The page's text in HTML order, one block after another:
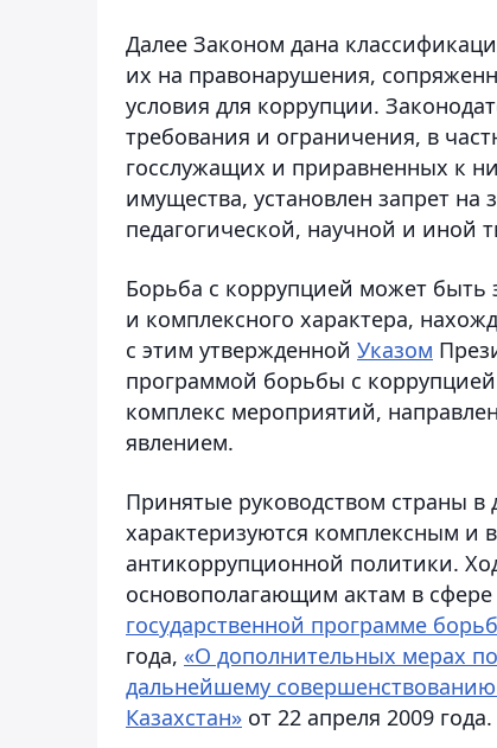
Далее Законом дана
их на правонарушения,
условия для коррупции.
требования и ограничения, в
госслужащих и приравненных к
имущества, установлен запрет
педагогической, научной и иной
Борьба с коррупцией может
и комплексного характера,
с этим утвержденной Указом
программой борьбы с
комплекс мероприятий,
явлением.
Принятые руководством страны
характеризуются комплексным и
антикоррупционной политики.
основополагающим актам в
государственной программе
года, «О дополнительных мерах
дальнейшему
Казахстан» от 22 апреля 2009 года.